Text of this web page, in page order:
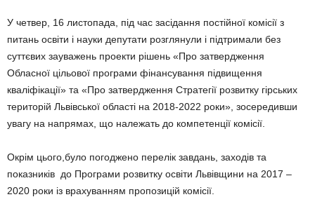
У четвер, 16 листопада, під час засідання постійної комісії з
питань освіти і науки депутати розглянули і підтримали без
суттєвих зауважень проекти рішень «Про затвердження
Обласної цільової програми фінансування підвищення
кваліфікації» та «Про затвердження Стратегії розвитку гірських
територій Львівської області на 2018-2022 роки», зосередивши
увагу на напрямах, що належать до компетенції комісії.
Окрім цього,було погоджено перелік завдань, заходів та
показників до Програми розвитку освіти Львівщини на 2017 –
2020 роки із врахуванням пропозицій комісії.